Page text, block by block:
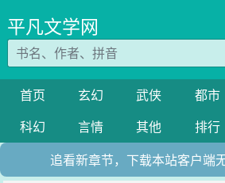
平凡文学网
首页 玄幻 武侠 都市
科幻
言情 其他 排行
追看新章节，下载本站客户端